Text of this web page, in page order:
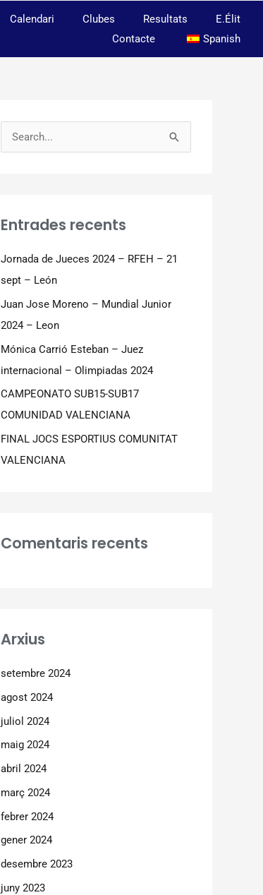
Calendari Clubes Resultats
E.Élit
Contacte
Spanish
a
Entrades recents
Jornada de Jueces 2024 – RFEH – 21
sept – León
Juan Jose Moreno – Mundial Junior
2024 – Leon
Mónica Carrió Esteban – Juez
internacional – Olimpiadas 2024
CAMPEONATO SUB15-SUB17
COMUNIDAD VALENCIANA
FINAL JOCS ESPORTIUS COMUNITAT
VALENCIANA
Comentaris recents
Arxius
setembre 2024
agost 2024
juliol 2024
maig 2024
abril 2024
març 2024
febrer 2024
gener 2024
desembre 2023
juny 2023